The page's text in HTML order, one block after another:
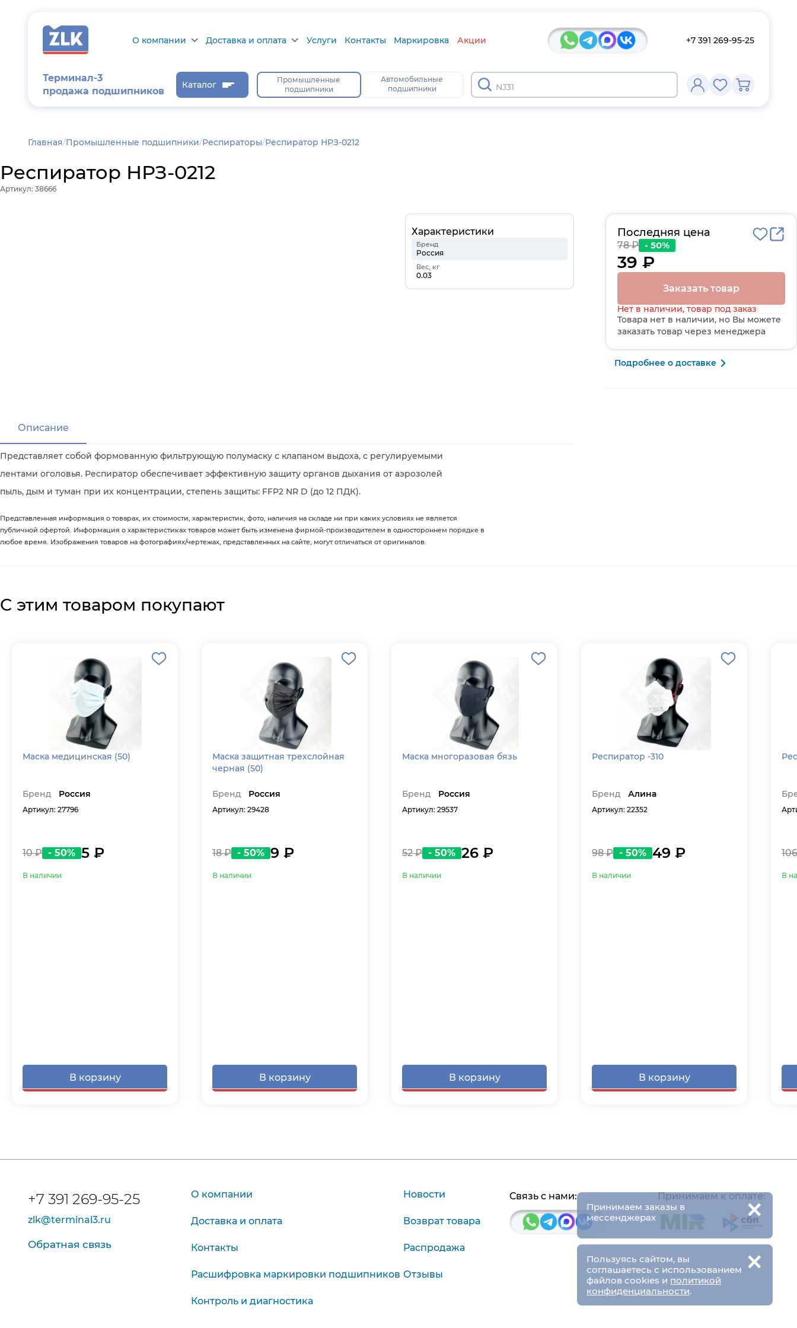
О компании
О компании
Сертификаты на
продукцию
Новости
диагностика
Доставка и оплата
Доставка и оплата
Возврат товара
Услуги Контакты Маркировка Акции +7 391 269-95-25
Терминал-3
продажа подшипников
Каталог
Промышленные
подшипники
Автомобильные
подшипники
NJ314
Главная/Промышленные подшипники Респираторы Респиратор НРЗ-0212
Респиратор НРЗ-0212
Артикул: 38666
Характеристики
Бренд
Россия
Вес, кг
0.03
Последняя цена
78 ₽ - 50%
39 ₽
Заказать товар
Нет в наличии, товар под заказ
Товара нет в наличии, но Вы можете
заказать товар через менеджера
Подробнее о доставке
Описание
Представляет собой формованную фильтрующую полумаску с клапаном выдоха, с регулируемыми
лентами оголовья. Респиратор обеспечивает эффективную защиту органов дыхания от аэрозолей
пыль, дым и туман при их концентрации, степень защиты: FFP2 NR D (до 12 ПДК).
Представленная информация о товарах, их стоимости, характеристик, фото, наличия на складе ни при каких условиях не является
публичной офертой. Информация о характеристиках товаров может быть изменена фирмой-производителем в одностороннем порядке в
любое время. Изображения товаров на фотографиях/чертежах, представленных на сайте, могут отличаться от оригиналов.
С этим товаром покупают
Маска медицинская (50)
Бренд Россия
Артикул: 27796
10 ₽ - 50% 5 ₽
В наличии
В корзину
Маска защитная трехслойная
черная (50)
Бренд Россия
Артикул: 29428
18 ₽ - 50% 9 ₽
В наличии
В корзину
Маска многоразовая бязь
Бренд Россия
Артикул: 29537
52 ₽ - 50% 26 ₽
В наличии
В корзину
Респиратор -310
Бренд Алина
Артикул: 22352
98 ₽ - 50% 49 ₽
В наличии
В корзину
В
+7 391 269-95-25
zlk@terminal3.ru
Обратная связь
О компании
Доставка и оплата
Контакты
Расшифровка маркировки подшипников
Контроль и диагностика
Новости
Возврат товара
Распродажа
Отзывы
Связь с нами: Принимаем к оплате:
Пользуясь сайтом, вы
соглашаетесь с использованием
файлов cookies и политикой
конфиденциальности.
×
Принимаем заказы в
мессенджерах
×